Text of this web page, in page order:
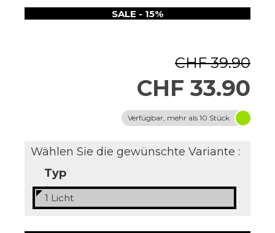
SALE - 15%
CHF 39.90
CHF 33.90
Verfügbar, mehr als 10 Stück
Wählen Sie die gewünschte Variante :
Typ
1 Licht